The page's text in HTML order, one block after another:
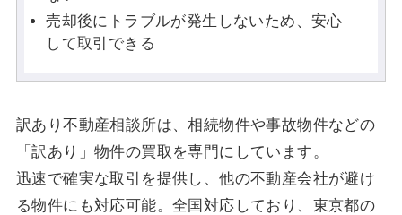
売却後にトラブルが発生しないため、安心
して取引できる
訳あり不動産相談所は、相続物件や事故物件などの
「訳あり」物件の買取を専門にしています。
迅速で確実な取引を提供し、他の不動産会社が避け
る物件にも対応可能。全国対応しており、東京都の